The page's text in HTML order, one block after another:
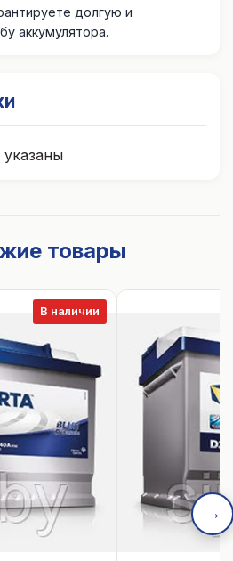
долгую и
аккумулятора.
указаны
товары
В наличии
→